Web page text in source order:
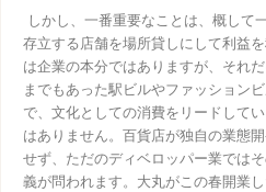
しかし、一番重要なことは、概して
存立する店舗を場所貸しにして利益
は企業の本分ではありますが、それ
までもあった駅ビルやファッション
で、文化としての消費をリードして
はありません。百貨店が独自の業態
せず、ただのディベロッパー業では
義が問われます。大丸がこの春開業